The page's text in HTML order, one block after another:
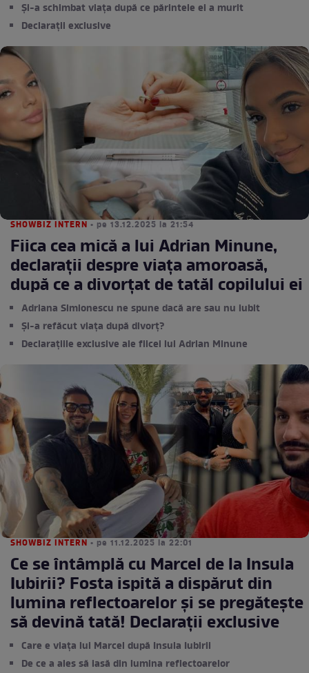
Și-a schimbat viața după ce părintele ei a murit
Declarații exclusive
SHOWBIZ INTERN • pe 13.12.2025 la 21:54
Fiica cea mică a lui Adrian Minune,
declarații despre viața amoroasă,
după ce a divorțat de tatăl copilului ei
Adriana Simionescu ne spune dacă are sau nu iubit
Și-a refăcut viața după divorț?
Declarațiile exclusive ale fiicei lui Adrian Minune
SHOWBIZ INTERN • pe 11.12.2025 la 22:01
Ce se întâmplă cu Marcel de la Insula
Iubirii? Fosta ispită a dispărut din
lumina reflectoarelor și se pregătește
să devină tată! Declarații exclusive
Care e viața lui Marcel după Insula Iubirii
De ce a ales să iasă din lumina reflectoarelor